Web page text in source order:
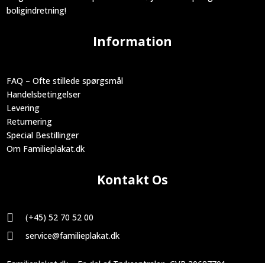
boligindretning!
Information
FAQ – Ofte stillede spørgsmål
Handelsbetingelser
Levering
Returnering
Special Bestillinger
Om Familieplakat.dk
Kontakt Os
 (+45) 52 70 52 00
 service@familieplakat.dk